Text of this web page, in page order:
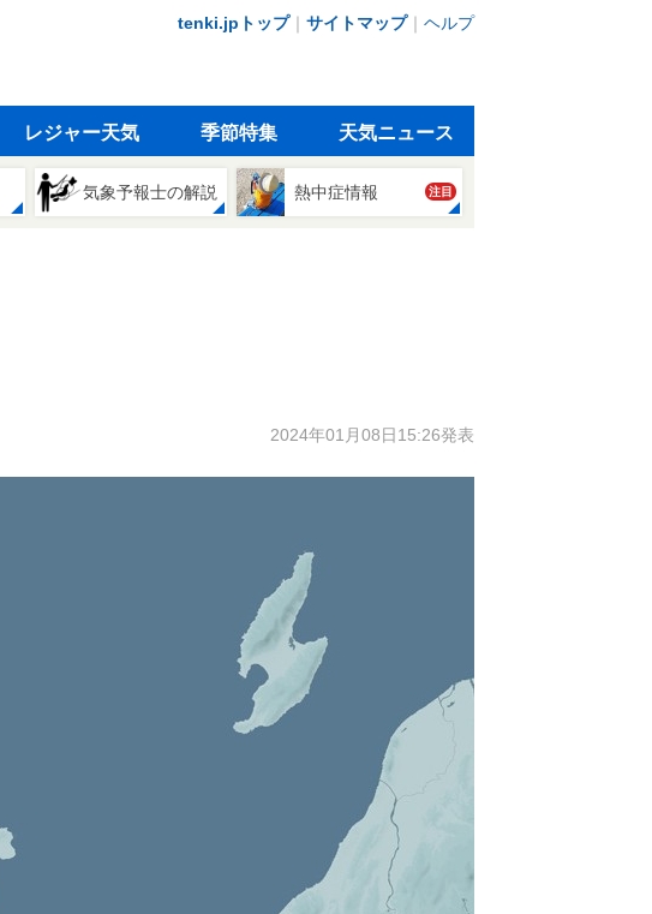
tenki.jpトップ｜ サイトマップ｜ ヘルプ
レジャー天気 季節特集 天気ニュース
気象予報士の解説 熱中症情報 注目
2024年01月08日15:26発表